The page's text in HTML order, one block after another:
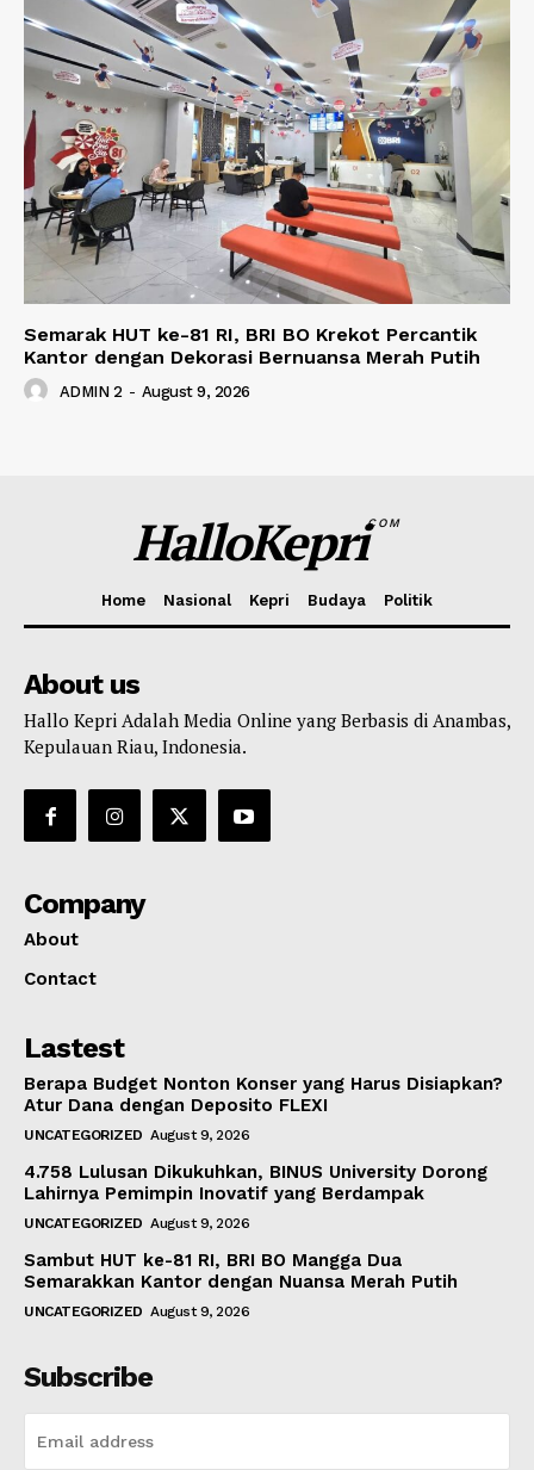
Semarak HUT ke-81 RI, BRI BO Krekot Percantik
Kantor dengan Dekorasi Bernuansa Merah Putih
ADMIN 2 - August 9, 2026
HalloKepriCOM
Home Nasional Kepri Budaya Politik
About us
Hallo Kepri Adalah Media Online yang Berbasis di Anambas,
Kepulauan Riau, Indonesia.
Company
About
Contact
Lastest
Berapa Budget Nonton Konser yang Harus Disiapkan?
Atur Dana dengan Deposito FLEXI
UNCATEGORIZED August 9, 2026
4.758 Lulusan Dikukuhkan, BINUS University Dorong
Lahirnya Pemimpin Inovatif yang Berdampak
UNCATEGORIZED August 9, 2026
Sambut HUT ke-81 RI, BRI BO Mangga Dua
Semarakkan Kantor dengan Nuansa Merah Putih
UNCATEGORIZED August 9, 2026
Subscribe